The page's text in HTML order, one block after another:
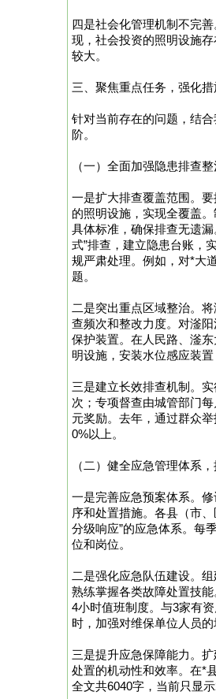
四是社会化管理机制不完
现，社会投资的照明设施
较大。
三、聚焦重点任务，强化
针对当前存在的问题，结
阶。
（一）全面加强隐患排查
一是扩大排查覆盖范围。
的照明设施，实现全覆盖
具体标准，确保排查无遗
式”排查，建立隐患台账，
规严肃处理。例如，对*大
题。
二是突出重点区域整治。
查频次和整改力度。对滏
保护装置。在人民路、滏
明设施，安装水位感应装
三是建立长效排查机制。
次；专项督查由城管部门
元奖励。去年，通过群众
0%以上。
（二）健全应急管理体系
一是完善应急预案体系。
序和处置措施。各县（市
分级响应”的应急体系。每
位和岗位。
二是强化应急队伍建设。
熟练掌握各类故障处置技
4小时值班制度。与3家有
时，加强对维保单位人员
三是提升应急保障能力。
处置的机动性和效率。在*
全文共6040字，当前只显